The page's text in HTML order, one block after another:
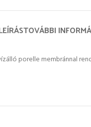
TOVÁBBI
porelle